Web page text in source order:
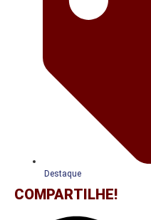
Destaque
COMPARTILHE!